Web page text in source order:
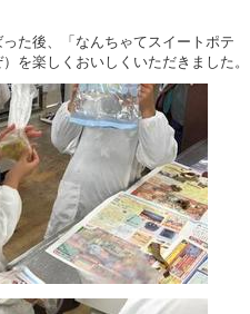
た後、「なんちゃてスイートポテ
を楽しくおいしくいただきました。